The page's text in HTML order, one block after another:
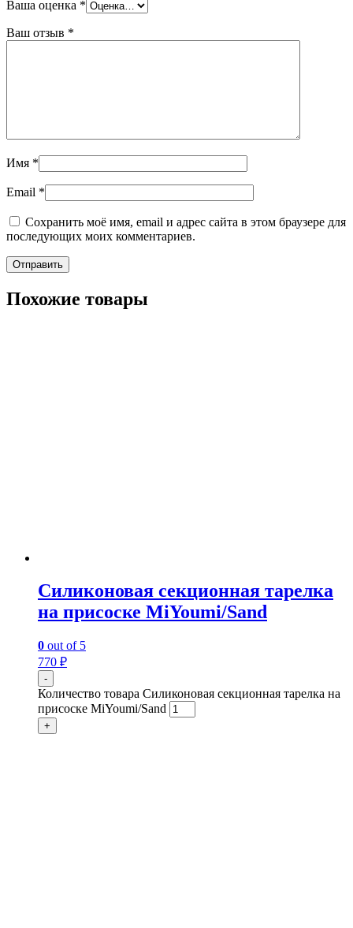
Ваша оценка *
Ваш отзыв *
Имя *
Email *
Сохранить моё имя, email и адрес сайта в этом браузере для
последующих моих комментариев.
Похожие товары
Силиконовая секционная тарелка
на присоске MiYoumi/Sand
0 out of 5
770 ₽
-
Количество товара Силиконовая секционная тарелка на
присоске MiYoumi/Sand
+